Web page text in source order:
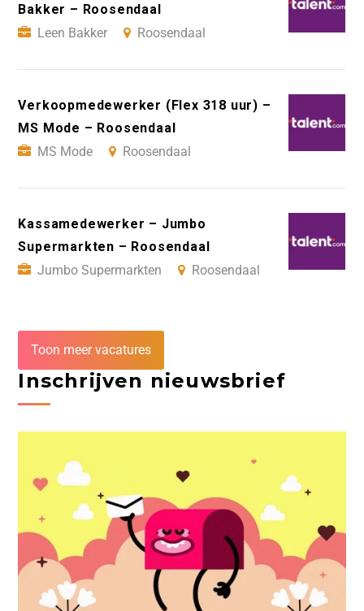
Bakker – Roosendaal
Leen Bakker
Roosendaal
Verkoopmedewerker (Flex 318 uur) –
MS Mode – Roosendaal
MS Mode
Roosendaal
Kassamedewerker – Jumbo
Supermarkten – Roosendaal
Jumbo Supermarkten
Roosendaal
Toon meer vacatures
Inschrijven nieuwsbrief